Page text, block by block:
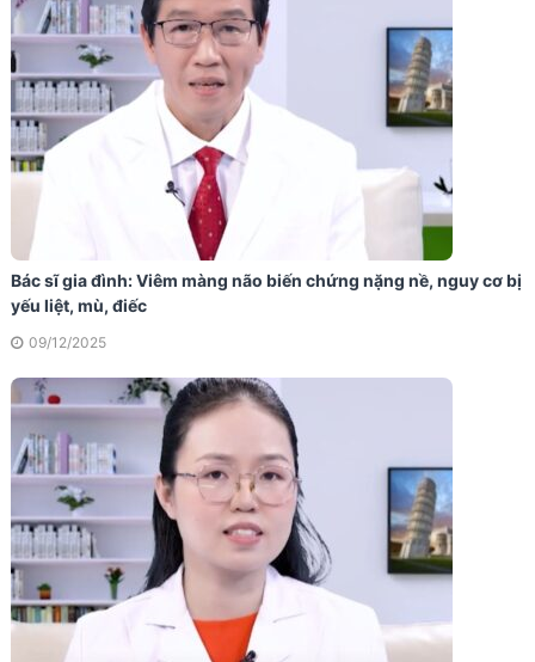
Bác sĩ gia đình: Viêm màng não biến chứng nặng nề, nguy cơ bị
yếu liệt, mù, điếc
09/12/2025